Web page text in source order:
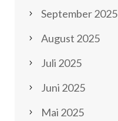
September 2025
August 2025
Juli 2025
Juni 2025
Mai 2025